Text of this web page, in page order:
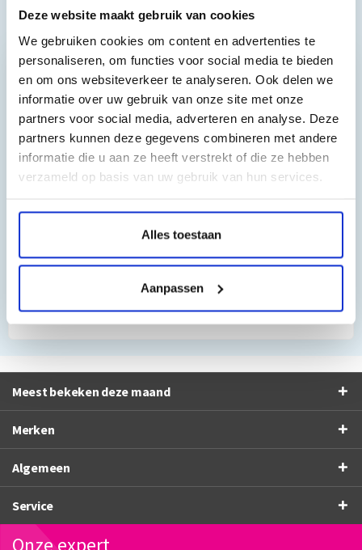
Deze website maakt gebruik van cookies
We gebruiken cookies om content en advertenties te
personaliseren, om functies voor social media te bieden
en om ons websiteverkeer te analyseren. Ook delen we
informatie over uw gebruik van onze site met onze
partners voor social media, adverteren en analyse. Deze
partners kunnen deze gegevens combineren met andere
informatie die u aan ze heeft verstrekt of die ze hebben
verzameld op basis van uw gebruik van hun services.
Alles toestaan
Aanpassen
productupdates en nieuwe realeases te informeren. Wij
plaatsen ook geregeld...
Reviews van klanten…
”Prima geregeld. ”
Gauke Wijnmaalen
8/10
Frans Thiemann
Meest bekeken deze maand
Merken
Algemeen
Service
Onze expert